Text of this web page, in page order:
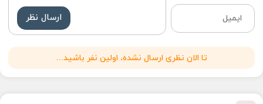
ارسال نظر
تا الان نظری ارسال نشده، اولین نفر باشید...